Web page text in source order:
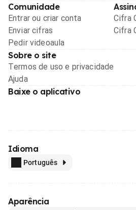
Comunidade
Entrar ou criar conta
Enviar cifras
Pedir videoaula
Cifra
Cifra
Sobre o site
Termos de uso e privacidade
Ajuda
Baixe o aplicativo
Idioma
Português
Aparência